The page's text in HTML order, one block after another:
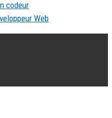
codeur
Web